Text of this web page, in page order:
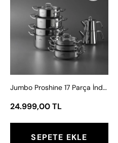
17
Parça
İndüksiyon
Tabanlı
Çeyiz
Jumbo Proshine 17 Parça İndüksiyon Tabanlı Çeyiz Seti
24.999,00 TL
SEPETE EKLE